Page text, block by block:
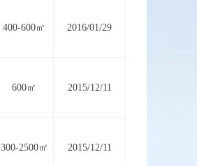
400-600㎡ 2016/01/29
600㎡ 2015/12/11
300-2500㎡ 2015/12/11